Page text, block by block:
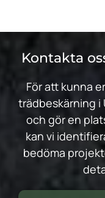
Kontakta
För att kunna
trädbeskärning i
och gör en
kan vi
bedöma